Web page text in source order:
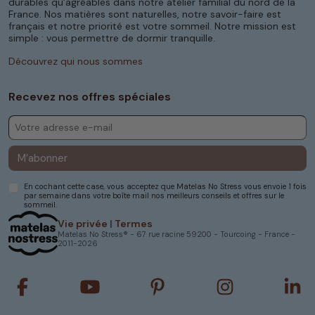
avec soin pour offrir un rendu esthétique
impeccable. Vous pouvez l’associer à l’un de nos
matelas mémoire de formeoumatelas latex,
pour une literie haut de gamme et personnalisée.
garantir un produit fiable, conçu pour durer.
Un soutien adapté à chaque morphologie
mesure, c’est sa capacité à s’adapter à vos
préférences de confort. Vous souhaitez un
couchage plus ferme, plus souple, plus bas ou plus
haut ? Tout est possible avec nos sommier
fabriqués à la demande. Cela vous permet
d’optimiser votre position de sommeil, de réduire
les tensions musculaires etd’améliorer la qualité
de sommeil
Grâce à un soutien précis, le matelas et le
sommier fonctionnent ensemble pour favoriser
idéale pour un sommeil réparateur nuit après nuit.
Vie privée | Termes
Matelas No Stress® - 67 rue racine 59200 - Tourcoing - France -
2011-2026
France. Nos matières sont naturelles, notre savoir-faire est
français et notre priorité est votre sommeil. Notre mission est
simple : vous permettre de dormir tranquille.
Découvrez qui nous sommes
Recevez nos offres spéciales
M’abonner
En cochant cette case, vous acceptez que Matelas No Stress vous envoie 1 fois
par semaine dans votre boîte mail nos meilleurs conseils et offres sur le
sommeil.